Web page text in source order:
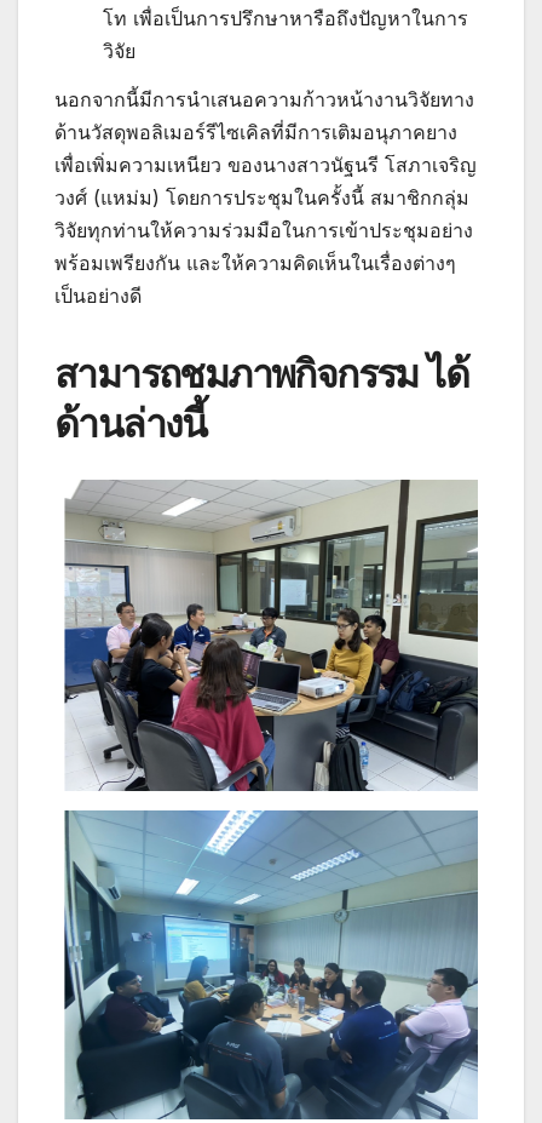
โท เพื่อเป็นการปรึกษาหารือถึงปัญหาในการ
วิจัย
นอกจากนี้มีการนำเสนอความก้าวหน้างานวิจัยทาง
ด้านวัสดุพอลิเมอร์รีไซเคิลที่มีการเติมอนุภาคยาง
เพื่อเพิ่มความเหนียว ของนางสาวนัฐนรี โสภาเจริญ
วงศ์ (แหม่ม) โดยการประชุมในครั้งนี้ สมาชิกกลุ่ม
วิจัยทุกท่านให้ความร่วมมือในการเข้าประชุมอย่าง
พร้อมเพรียงกัน และให้ความคิดเห็นในเรื่องต่างๆ
เป็นอย่างดี
สามารถชมภาพกิจกรรม ได้
ด้านล่างนี้